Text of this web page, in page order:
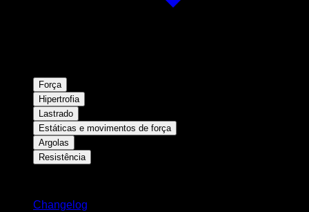
Força
Hipertrofia
Lastrado
Estáticas e movimentos de força
Argolas
Resistência
Changelog